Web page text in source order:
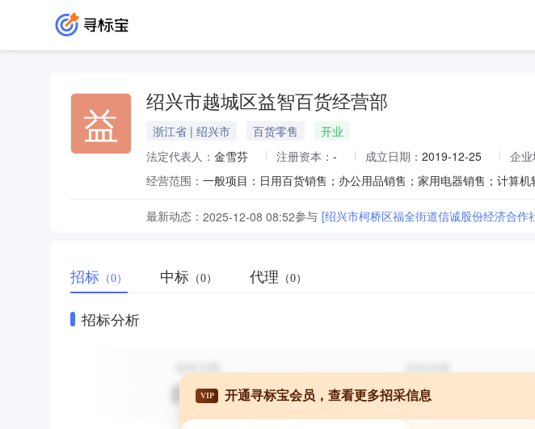
益 绍兴市越城区益智百货经营部
浙江省 | 绍兴市 百货零售
开业
法定代表人： 金雪芬 注册资本： - 成立日期： 2019-12-25 企业
经营范围：
最新动态： 2025-12-08 08:52参与 [绍兴市柯桥区福全街道信诚股份经济合作
招标 （0） 中标 （0） 代理 （0）
招标分析
VIP 开通寻标宝会员，查看更多招采信息